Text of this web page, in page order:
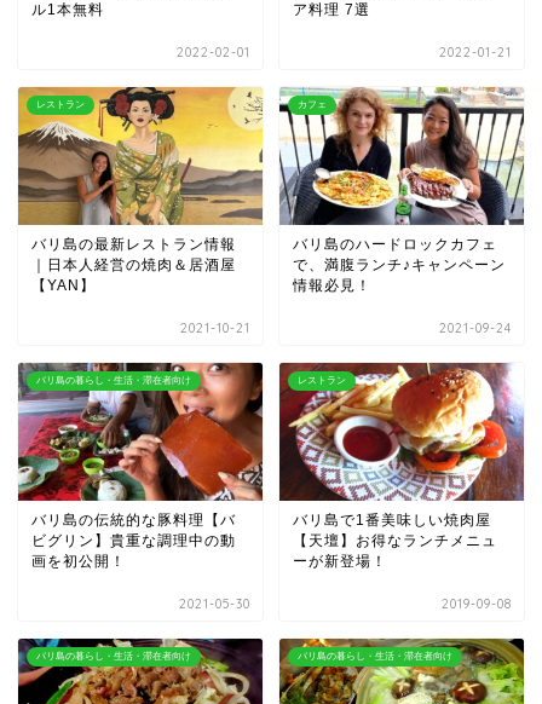
ル1本無料
2022-02-01
ア料理 7選
2022-01-21
レストラン
バリ島の最新レストラン情報
｜日本人経営の焼肉＆居酒屋
【YAN】
2021-10-21
カフェ
バリ島のハードロックカフェ
で、満腹ランチ♪キャンペーン
情報必見！
2021-09-24
バリ島の暮らし・生活・滞在者向け
バリ島の伝統的な豚料理【バ
ビグリン】貴重な調理中の動
画を初公開！
2021-05-30
レストラン
バリ島で1番美味しい焼肉屋
【天壇】お得なランチメニュ
ーが新登場！
2019-09-08
バリ島の暮らし・生活・滞在者向け バリ島の暮らし・生活・滞在者向け